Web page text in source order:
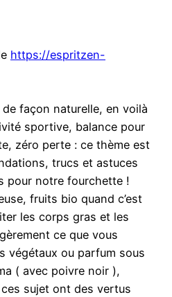
https://espritzen-
façon naturelle, en voilà
sportive, balance pour
zéro perte : ce thème est
trucs et astuces
pour notre fourchette !
fruits bio quand c’est
les corps gras et les
ce que vous
végétaux ou parfum sous
( avec poivre noir ),
sujet ont des vertus